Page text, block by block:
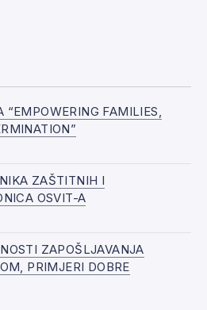
“EMPOWERING FAMILIES,
ZAŠTITNIH I
OSVIT-A
ZAPOŠLJAVANJA
PRIMJERI DOBRE